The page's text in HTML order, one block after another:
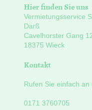
Hier finden Sie uns
Vermietungsservice
Darß
Cavelhorster Gang
18375 Wieck
Kontakt
Rufen Sie einfach an
0171 3760705